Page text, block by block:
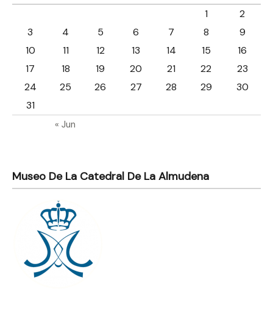
« Jun
1
2
3
4 5 6 7 8
9
10
11 12 13 14 15
16
17
18 19 20 21 22
23
24
25 26 27 28 29
30
31
Museo De La Catedral De La Almudena